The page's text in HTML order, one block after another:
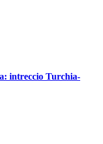
intreccio Turchia-